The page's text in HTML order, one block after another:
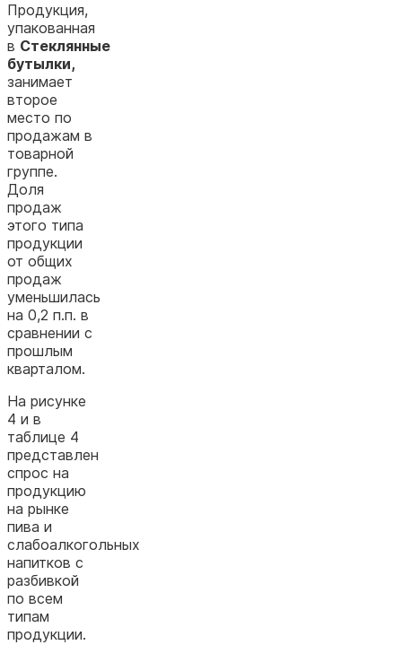
Продукция,
упакованная
в Стеклянные
бутылки,
занимает
второе
место по
продажам в
товарной
группе.
Доля
продаж
этого типа
продукции
от общих
продаж
уменьшилась
на 0,2 п.п. в
сравнении с
прошлым
кварталом.
На рисунке
4 и в
таблице 4
представлен
спрос на
продукцию
на рынке
пива и
слабоалкогольных
напитков с
разбивкой
по всем
типам
продукции.